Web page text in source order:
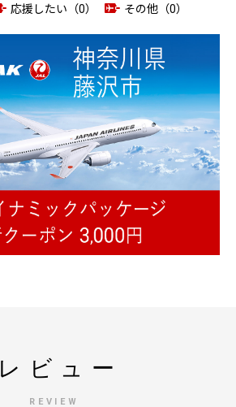
応援したい（0） その他（0）
レビュー
REVIEW